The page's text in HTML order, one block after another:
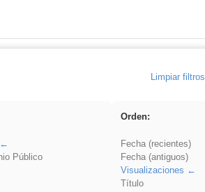
Limpiar filtros
Público
Orden:
Fecha (recientes)
Fecha (antiguos)
Visualizaciones
Título